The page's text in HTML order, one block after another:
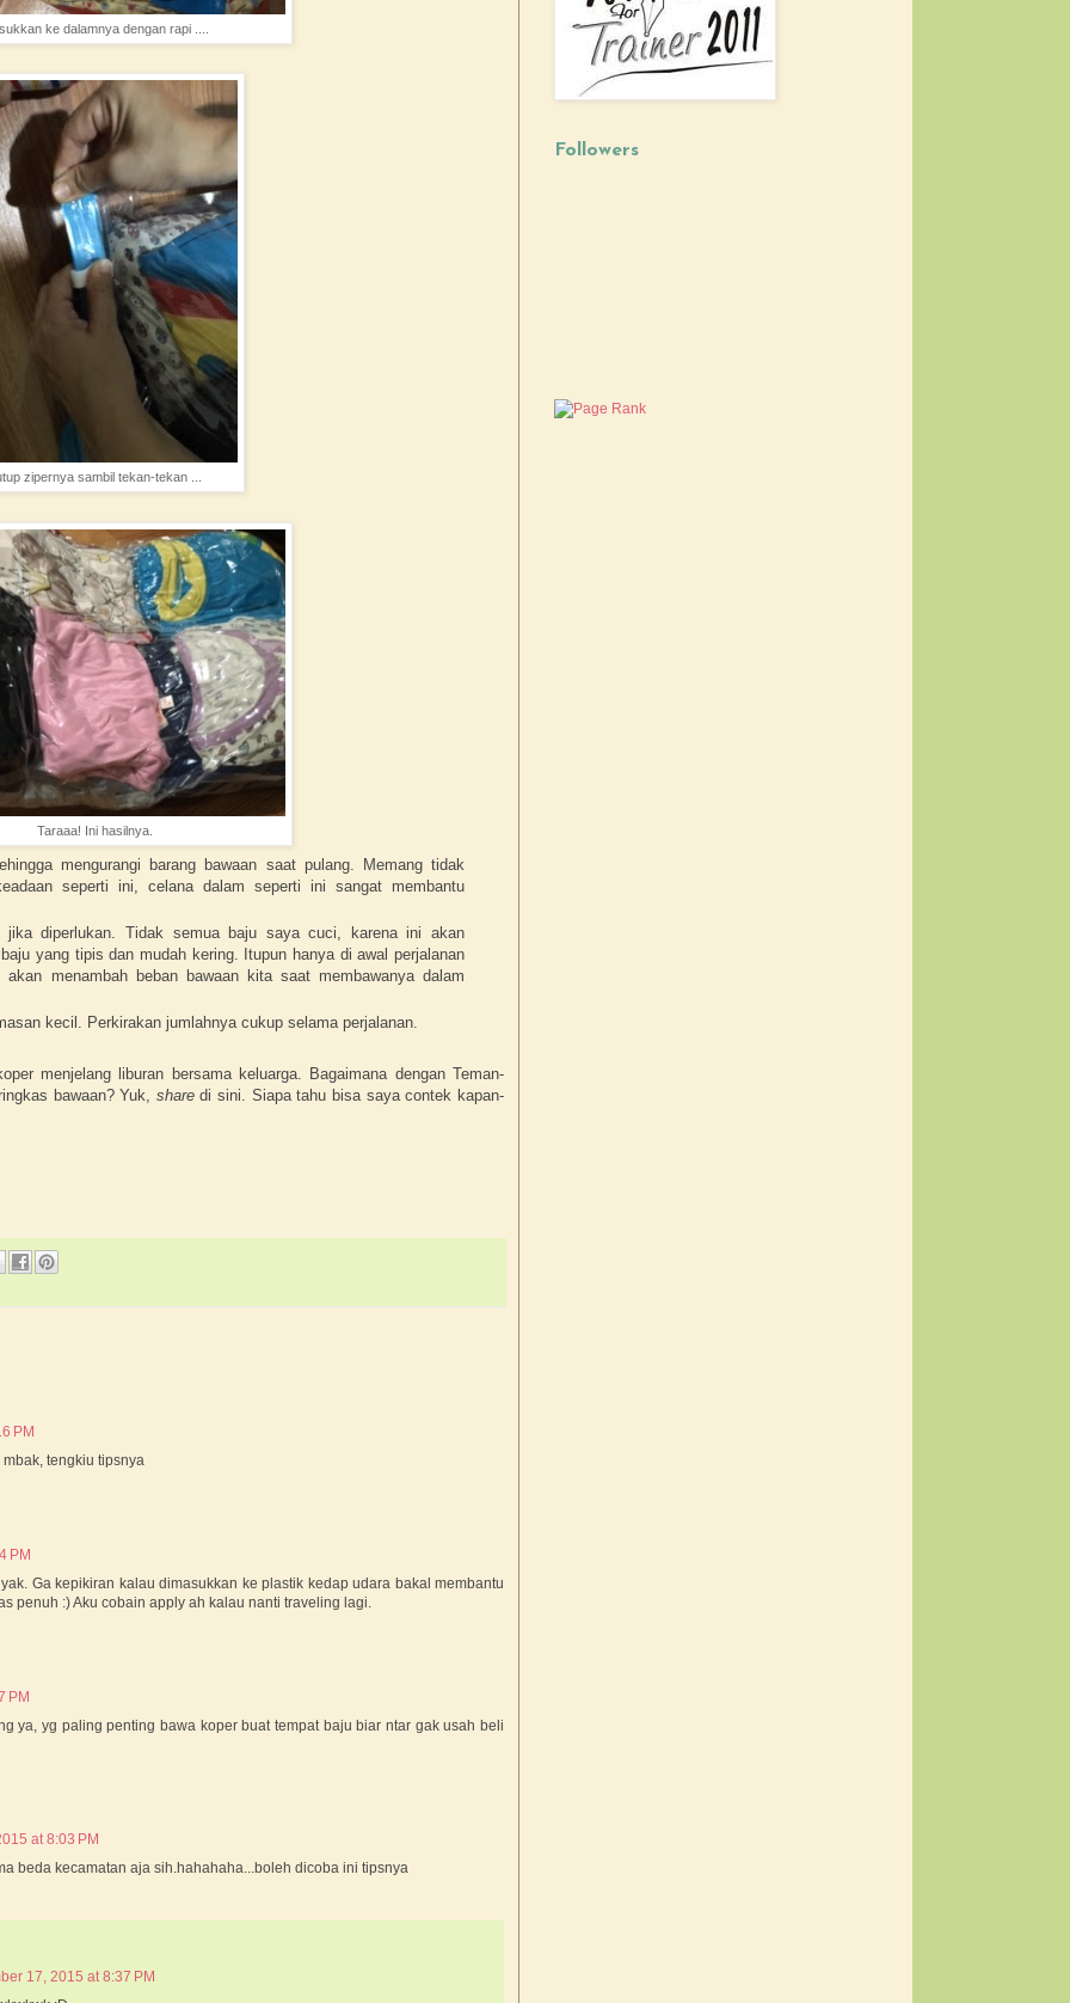
ke dalamnya dengan rapi ....
zipernya sambil tekan-tekan ...
Taraaa! Ini hasilnya.
mengurangi barang bawaan saat pulang. Memang tidak
seperti ini, celana dalam seperti ini sangat membantu
jika diperlukan. Tidak semua baju saya cuci, karena ini akan
yang tipis dan mudah kering. Itupun hanya di awal perjalanan
menambah beban bawaan kita saat membawanya dalam
kecil. Perkirakan jumlahnya cukup selama perjalanan.
menjelang liburan bersama keluarga. Bagaimana dengan Teman-
bawaan? Yuk, sharedi sini. Siapa tahu bisa saya contek kapan-
PM
tengkiu tipsnya
PM
Ga kepikiran kalau dimasukkan ke plastik kedap udara bakal membantu
penuh :) Aku cobain apply ah kalau nanti traveling lagi.
PM
ya, yg paling penting bawa koper buat tempat baju biar ntar gak usah beli
at 8:03 PM
beda kecamatan aja sih.hahahaha...boleh dicoba ini tipsnya
17, 2015 at 8:37 PM
Followers